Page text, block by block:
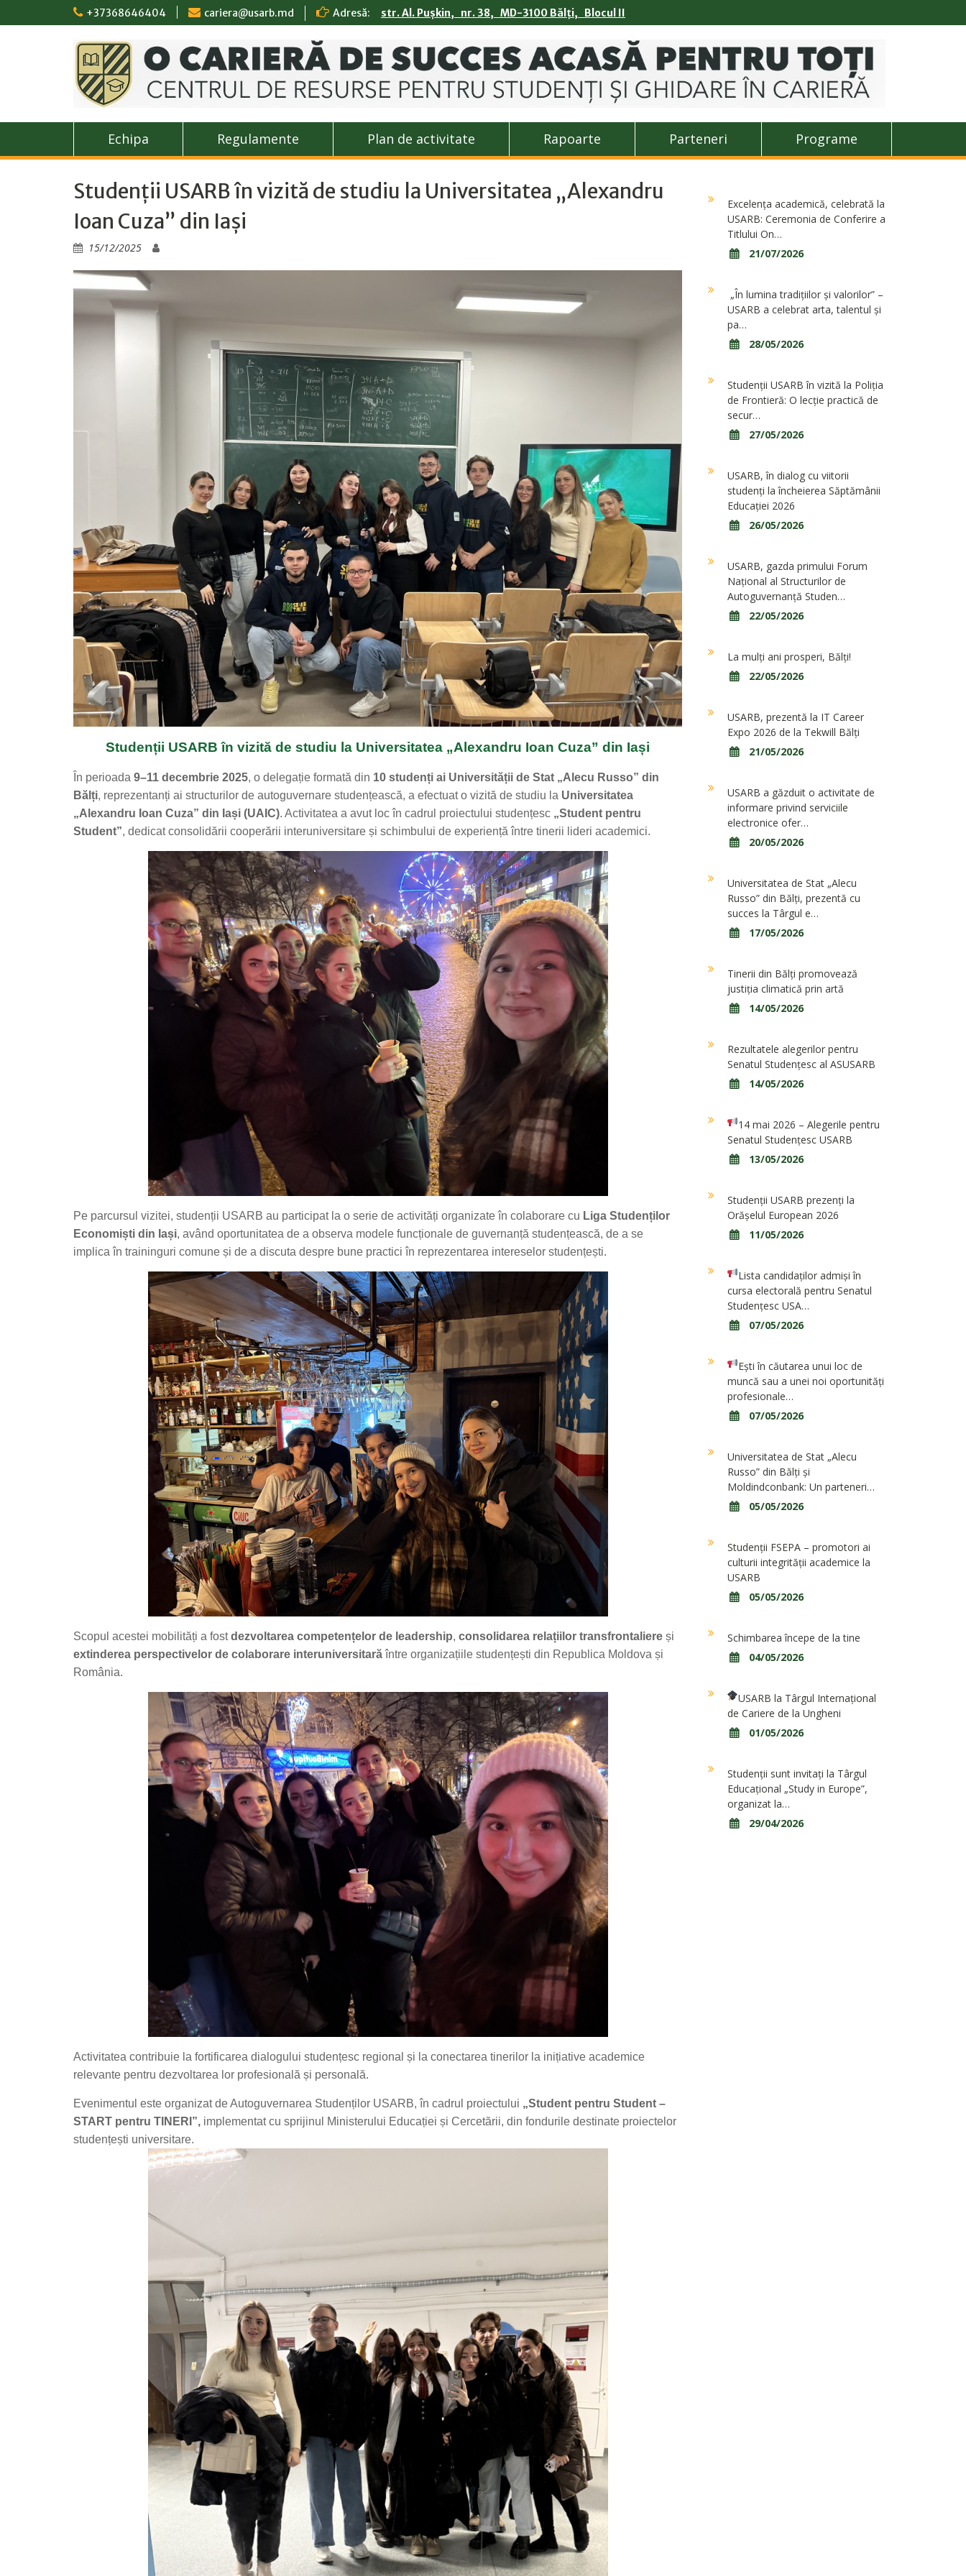
to
+37368646404 cariera@usarb.md Adresă: str. Al. Pușkin, nr. 38, MD-3100 Bălți, Blocul II
Echipa Regulamente Plan de activitate Rapoarte Parteneri Programe
Studenții USARB în vizită de studiu la Universitatea „Alexandru
Ioan Cuza” din Iași
15/12/2025
Studenții USARB în vizită de studiu la Universitatea „Alexandru Ioan Cuza” din Iași
În perioada 9–11 decembrie 2025, o delegație formată din 10 studenți ai Universității de Stat „Alecu Russo” din
Bălți, reprezentanți ai structurilor de autoguvernare studențească, a efectuat o vizită de studiu la Universitatea
„Alexandru Ioan Cuza” din Iași (UAIC). Activitatea a avut loc în cadrul proiectului studențesc „Student pentru
Student”, dedicat consolidării cooperării interuniversitare și schimbului de experiență între tinerii lideri academici.
Pe parcursul vizitei, studenții USARB au participat la o serie de activități organizate în colaborare cu Liga Studenților
Economiști din Iași, având oportunitatea de a observa modele funcționale de guvernanță studențească, de a se
implica în traininguri comune și de a discuta despre bune practici în reprezentarea intereselor studențești.
Scopul acestei mobilități a fostdezvoltarea competențelor de leadership, consolidarea relațiilor transfrontaliere și
extinderea perspectivelor de colaborare interuniversitarăîntre organizațiile studențești din Republica Moldova și
România.
Activitatea contribuie la fortificarea dialogului studențesc regional și la conectarea tinerilor la inițiative academice
relevante pentru dezvoltarea lor profesională și personală.
Evenimentul este organizat de Autoguvernarea Studenților USARB, în cadrul proiectului „Student pentru Student –
START pentru TINERI”, implementat cu sprijinul Ministerului Educației și Cercetării, din fondurile destinate proiectelor
studențești universitare.
Excelența academică, celebrată la
USARB: Ceremonia de Conferire a
Titlului On…
21/07/2026
„În lumina tradițiilor și valorilor” –
USARB a celebrat arta, talentul și
pa…
28/05/2026
Studenții USARB în vizită la Poliția
de Frontieră: O lecție practică de
secur…
27/05/2026
USARB, în dialog cu viitorii
studenți la încheierea Săptămânii
Educației 2026
26/05/2026
USARB, gazda primului Forum
Național al Structurilor de
Autoguvernanță Studen…
22/05/2026
La mulți ani prosperi, Bălți!
22/05/2026
USARB, prezentă la IT Career
Expo 2026 de la Tekwill Bălți
21/05/2026
USARB a găzduit o activitate de
informare privind serviciile
electronice ofer…
20/05/2026
Universitatea de Stat „Alecu
Russo” din Bălți, prezentă cu
succes la Târgul e…
17/05/2026
Tinerii din Bălți promovează
justiția climatică prin artă
14/05/2026
Rezultatele alegerilor pentru
Senatul Studențesc al ASUSARB
14/05/2026
14 mai 2026 – Alegerile pentru
Senatul Studențesc USARB
13/05/2026
Studenții USARB prezenți la
Orășelul European 2026
11/05/2026
Lista candidaților admiși în
cursa electorală pentru Senatul
Studențesc USA…
07/05/2026
Ești în căutarea unui loc de
muncă sau a unei noi oportunități
profesionale…
07/05/2026
Universitatea de Stat „Alecu
Russo” din Bălți și
Moldindconbank: Un parteneri…
05/05/2026
Studenții FSEPA – promotori ai
culturii integrității academice la
USARB
05/05/2026
Schimbarea începe de la tine
04/05/2026
USARB la Târgul Internațional
de Cariere de la Ungheni
01/05/2026
Studenții sunt invitați la Târgul
Educațional „Study in Europe”,
organizat la…
29/04/2026